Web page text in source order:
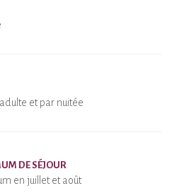
et par nuitée
DE SÉJOUR
en juillet et août